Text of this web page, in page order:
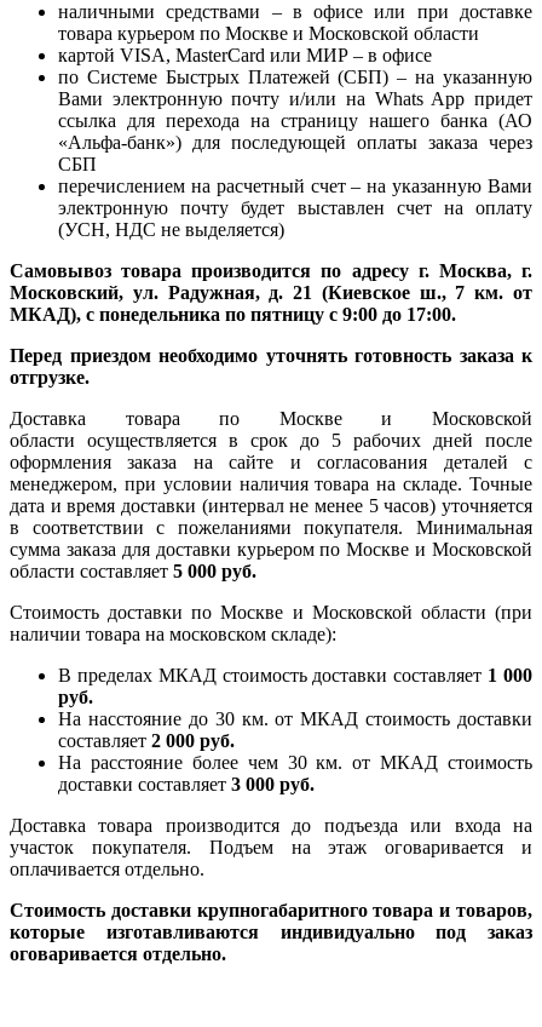
наличными средствами – в офисе или при доставке
товара курьером по Москве и Московской области
картой VISA, MasterCard или МИР – в офисе
по Системе Быстрых Платежей (СБП) – на указанную
Вами электронную почту и/или на Whats App придет
ссылка для перехода на страницу нашего банка (АО
«Альфа-банк») для последующей оплаты заказа через
СБП
перечислением на расчетный счет – на указанную Вами
электронную почту будет выставлен счет на оплату
(УСН, НДС не выделяется)
Самовывоз товара производится по адресу г. Москва, г.
Московский, ул. Радужная, д. 21 (Киевское ш., 7 км. от
МКАД), с понедельника по пятницу с 9:00 до 17:00.
Перед приездом необходимо уточнять готовность заказа к
отгрузке.
Доставка товара по Москве и Московской
области осуществляется в срок до 5 рабочих дней после
оформления заказа на сайте и согласования деталей с
менеджером, при условии наличия товара на складе. Точные
дата и время доставки (интервал не менее 5 часов) уточняется
в соответствии с пожеланиями покупателя. Минимальная
сумма заказа для доставки курьером по Москве и Московской
области составляет 5 000 руб.
Стоимость доставки по Москве и Московской области (при
наличии товара на московском складе):
В пределах МКАД стоимость доставки составляет 1 000
руб.
На насcтояние до 30 км. от МКАД стоимость доставки
составляет 2 000 руб.
На расстояние более чем 30 км. от МКАД стоимость
доставки составляет 3 000 руб.
Доставка товара производится до подъезда или входа на
участок покупателя. Подъем на этаж оговаривается и
оплачивается отдельно.
Стоимость доставки крупногабаритного товара и товаров,
которые изготавливаются индивидуально под заказ
оговаривается отдельно.